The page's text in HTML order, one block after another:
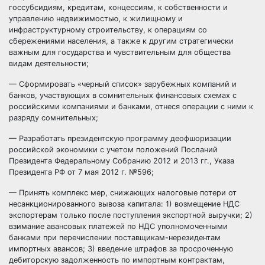
госсубсидиям, кредитам, концессиям, к собственности и
управлению недвижимостью, к жилищному и
инфраструктурному строительству, к операциям со
сбережениями населения, а также к другим стратегически
важным для государства и чувствительным для общества
видам деятельности;
— Сформировать «черный список» зарубежных компаний и
банков, участвующих в сомнительных финансовых схемах с
российскими компаниями и банками, отнеся операции с ними к
разряду сомнительных;
— Разработать президентскую программу деофшоризации
российской экономики с учетом положений Посланий
Президента Федеральному Собранию 2012 и 2013 гг., Указа
Президента РФ от 7 мая 2012 г. №596;
— Принять комплекс мер, снижающих налоговые потери от
несанкционированного вывоза капитала: 1) возмещение НДС
экспортерам только после поступления экспортной выручки; 2)
взимание авансовых платежей по НДС уполномоченными
банками при перечислении поставщикам-нерезидентам
импортных авансов; 3) введение штрафов за просроченную
дебиторскую задолженность по импортным контрактам,